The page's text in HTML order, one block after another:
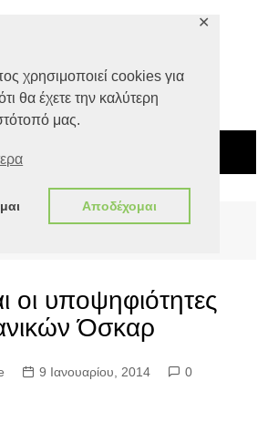
χρησιμοποιεί cookies για
θα έχετε την καλύτερη
μας.
Αποδέχομαι
✕
Σινεμά
οι υποψηφιότητες
Όσκαρ
9 Ιανουαρίου, 2014
0